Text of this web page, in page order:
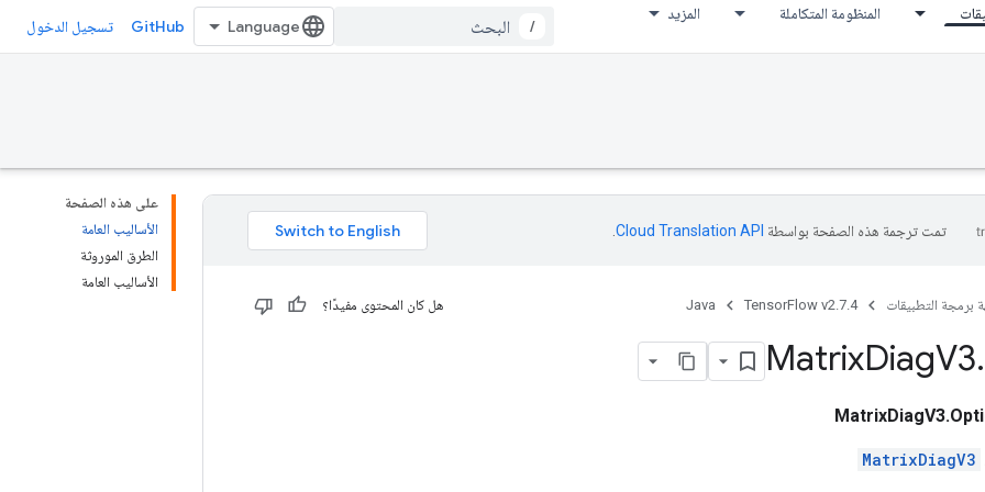
المنظومة المتكاملة المزيد
/
GitHub تسجيل الدخول
على هذه الصفحة
الأساليب العامة
الطرق الموروثة
الأساليب العامة
تمت ترجمة هذه الصفحة بواسطة Cloud Translation API‏
برمجة التطبيقات TensorFlow v2.7.4
Java هل كان المحتوى مفيدًا؟
MatrixDiagV3.
MatrixDiagV3